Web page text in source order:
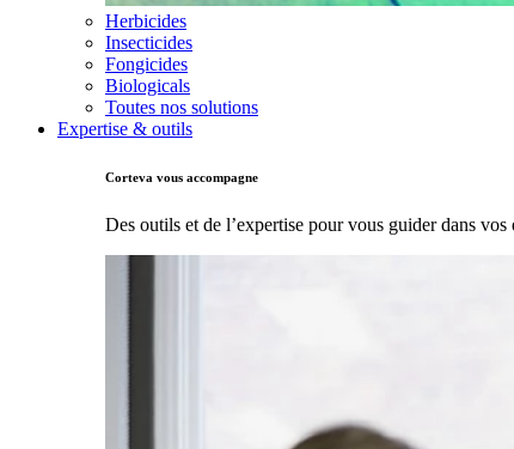
Herbicides
Insecticides
Fongicides
Biologicals
Toutes nos solutions
Expertise & outils
Corteva vous accompagne
Des outils et de l’expertise pour vous guider dans vos